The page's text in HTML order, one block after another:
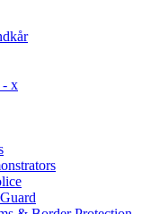
- x